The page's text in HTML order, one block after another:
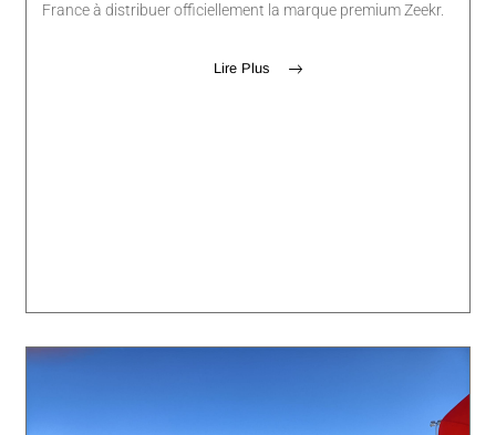
France à distribuer officiellement la marque premium Zeekr.
Lire Plus